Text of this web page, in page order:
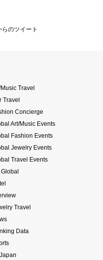
のツイート
Travel
Travel
Concierge
Art/Music Events
Fashion Events
Jewelry Events
Travel Events
Travel
Data